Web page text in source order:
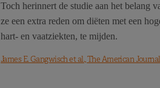
Toch herinnert de studie aan het belang
ze een extra reden om diëten met een
hart- en vaatziekten, te mijden.
James E. Gangwisch et al., The American